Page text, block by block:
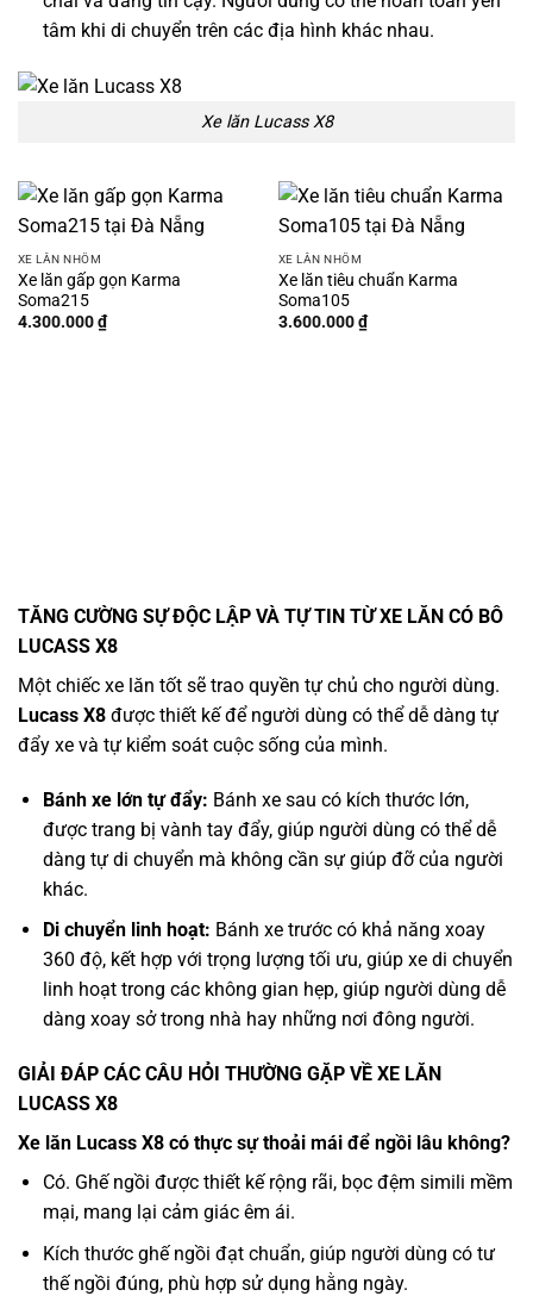
tâm khi di chuyển trên các địa hình khác nhau.
Xe lăn Lucass X8
XE LĂN NHÔM
Xe lăn gấp gọn Karma
Soma215
4.300.000₫
XE LĂN NHÔM
Xe lăn tiêu chuẩn Karma
Soma105
3.600.000₫
TĂNG CƯỜNG SỰ ĐỘC LẬP VÀ TỰ TIN TỪ XE LĂN CÓ BÔ
LUCASS X8
Một chiếc xe lăn tốt sẽ trao quyền tự chủ cho người dùng.
Lucass X8 được thiết kế để người dùng có thể dễ dàng tự
đẩy xe và tự kiểm soát cuộc sống của mình.
Bánh xe lớn tự đẩy: Bánh xe sau có kích thước lớn,
được trang bị vành tay đẩy, giúp người dùng có thể dễ
dàng tự di chuyển mà không cần sự giúp đỡ của người
khác.
Di chuyển linh hoạt: Bánh xe trước có khả năng xoay
360 độ, kết hợp với trọng lượng tối ưu, giúp xe di chuyển
linh hoạt trong các không gian hẹp, giúp người dùng dễ
dàng xoay sở trong nhà hay những nơi đông người.
GIẢI ĐÁP CÁC CÂU HỎI THƯỜNG GẶP VỀ XE LĂN
LUCASS X8
Xe lăn Lucass X8 có thực sự thoải mái để ngồi lâu không?
Có. Ghế ngồi được thiết kế rộng rãi, bọc đệm simili mềm
mại, mang lại cảm giác êm ái.
Kích thước ghế ngồi đạt chuẩn, giúp người dùng có tư
thế ngồi đúng, phù hợp sử dụng hằng ngày.